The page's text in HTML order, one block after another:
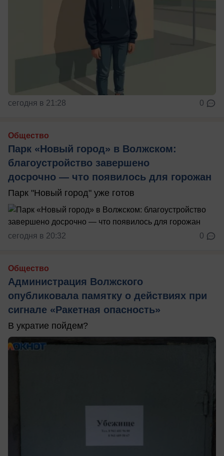
сегодня в 21:28 0
Общество
Парк «Новый город» в Волжском:
благоустройство завершено
досрочно — что появилось для горожан
Парк "Новый город" уже готов
сегодня в 20:32 0
Общество
Администрация Волжского
опубликовала памятку о действиях при
сигнале «Ракетная опасность»
В укратие пойдем?